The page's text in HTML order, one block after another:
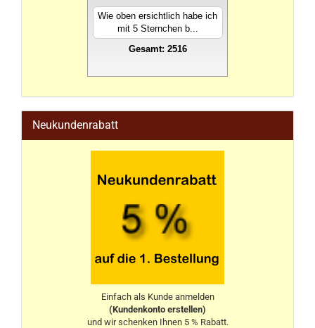
Wie oben ersichtlich habe ich
mit 5 Sternchen b...
Gesamt: 2516
Neukundenrabatt
Einfach als Kunde anmelden
(Kundenkonto erstellen)
und wir schenken Ihnen 5 % Rabatt.